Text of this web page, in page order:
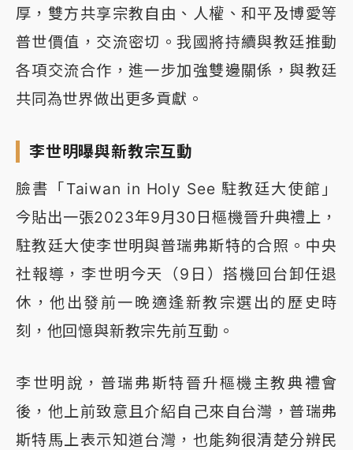
厚，雙方共享宗教自由、人權、和平及博愛等
普世價值，交流密切。我國將持續與教廷推動
各項交流合作，進一步加強雙邊關係，與教廷
共同為世界做出更多貢獻。
李世明曝與新教宗互動
臉書「Taiwan in Holy See 駐教廷大使館」
今貼出一張2023年9月30日樞機晉升典禮上，
駐教廷大使李世明與普瑞弗斯特的合照。中央
社報導，李世明今天（9日）搭機回台卸任退
休，他出發前一晚適逢新教宗選出的歷史時
刻，他回憶與新教宗先前互動。
李世明說，普瑞弗斯特晉升樞機主教典禮會
後，他上前致意且介紹自己來自台灣，普瑞弗
斯特馬上表示知道台灣，也能夠很清楚分辨民